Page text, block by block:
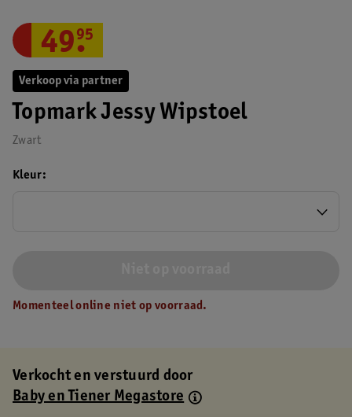
Verkoop via partner
Topmark Jessy Wipstoel
Zwart
49.
95
Kleur
Momenteel online niet op voorraad.
Verkocht en verstuurd door
Baby en Tiener Megastore